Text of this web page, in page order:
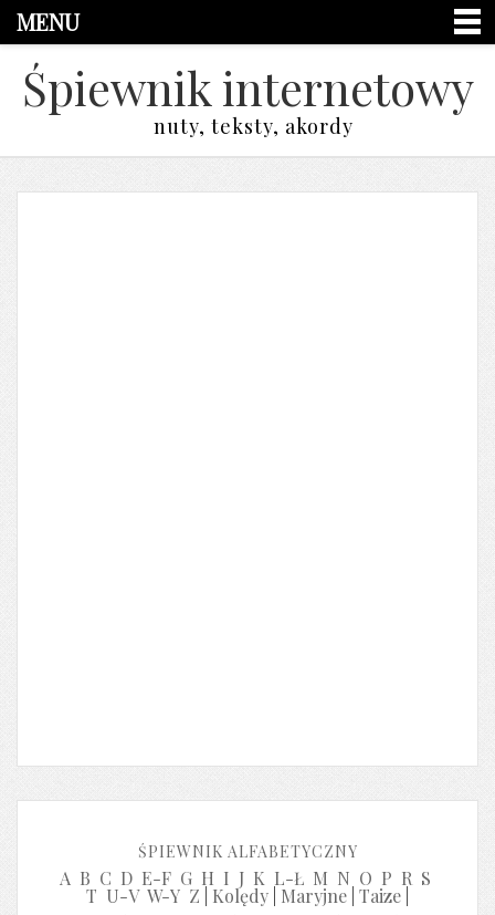
MENU
Śpiewnik internetowy
nuty, teksty, akordy
ŚPIEWNIK ALFABETYCZNY
A B C D E-F G H I J K L-Ł M N O P R S
T U-V W-Y Z Kolędy Maryjne Taize